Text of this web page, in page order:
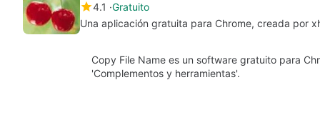
4.1 Gratuito
Una aplicación gratuita para Chrome, creada por
Copy File Name es un software gratuito para
'Complementos y herramientas'.